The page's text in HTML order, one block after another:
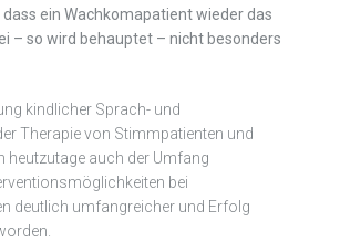
ein Wachkomapatient wieder das
– so wird behauptet – nicht besonders
kindlicher Sprach- und
Therapie von Stimmpatienten und
heutzutage auch der Umfang
bei
deutlich umfangreicher und Erfolg